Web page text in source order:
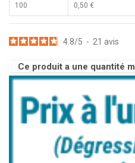
100 0,50 €
4.8/5 - 21 avis
Ce produit a une quantité